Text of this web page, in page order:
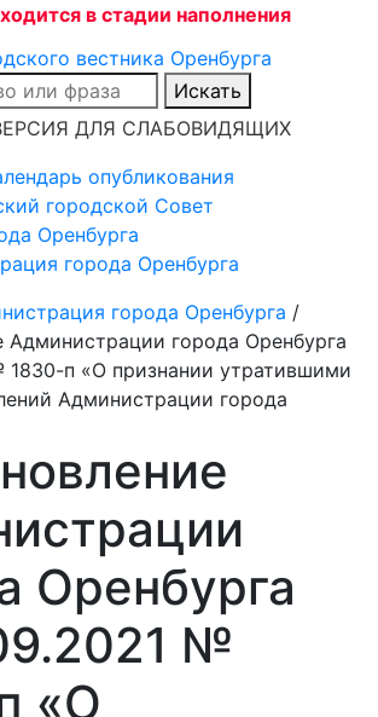
в стадии наполнения
Искать
ДЛЯ СЛАБОВИДЯЩИХ
опубликования
городской Совет
Оренбурга
города Оренбурга
города Оренбурга /
Администрации города Оренбурга
1830-п «О признании утратившими
Администрации города
Оренбурга
№
«О